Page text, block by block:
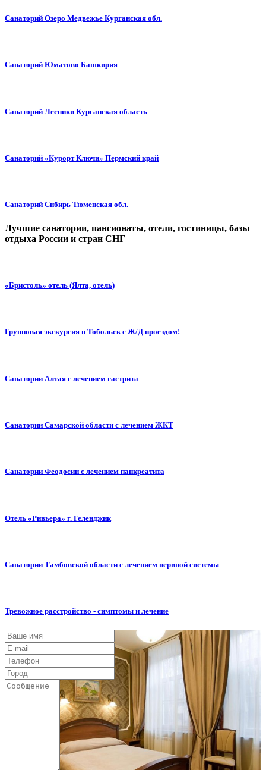
Санаторий Озеро Медвежье Курганская обл.
Санаторий Юматово Башкирия
Санаторий Лесники Курганская область
Санаторий «Курорт Ключи» Пермский край
Санаторий Сибирь Тюменская обл.
Лучшие санатории, пансионаты, отели, гостиницы, базы
отдыха России и стран СНГ
«Бристоль» отель (Ялта, отель)
Групповая экскурсия в Тобольск с Ж/Д проездом!
Санатории Алтая с лечением гастрита
Санатории Самарской области с лечением ЖКТ
Санатории Феодосии с лечением панкреатита
Отель «Ривьера» г. Геленджик
Санатории Тамбовской области с лечением нервной системы
Тревожное расстройство - симптомы и лечение